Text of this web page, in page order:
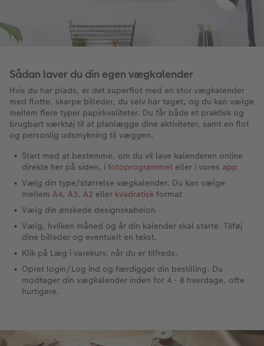
Sådan laver du din egen vægkalender
Hvis du har plads, er det superflot med en stor vægkalender
med flotte, skarpe billeder, du selv har taget, og du kan vælge
mellem flere typer papirkvaliteter. Du får både et praktisk og
brugbart værktøj til at planlægge dine aktiviteter, samt en flot
og personlig udsmykning til væggen.
Start med at bestemme, om du vil lave kalenderen online
direkte her på siden, i fotoprogrammet eller i vores app
Vælg din type/størrelse vægkalender. Du kan vælge
mellem A4, A3, A2 eller kvadratisk format
Vælg din ønskede designskabelon
Vælg, hvilken måned og år din kalender skal starte. Tilføj
dine billeder og eventuelt en tekst.
Klik på Læg i varekurv, når du er tilfreds.
Opret login/Log ind og færdiggør din bestilling. Du
modtager din vægkalender inden for 4 - 8 hverdage, ofte
hurtigere.